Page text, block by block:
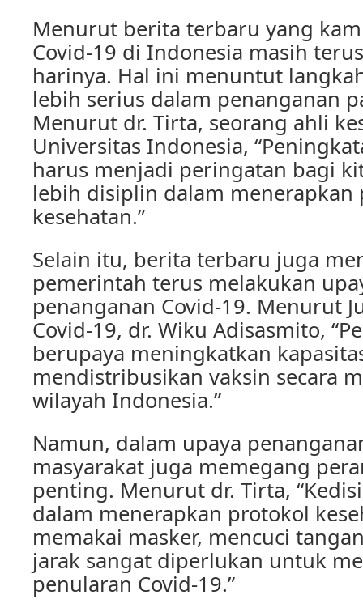
Menurut berita terbaru yang
Covid-19 di Indonesia masih
harinya. Hal ini menuntut
lebih serius dalam penanganan
Menurut dr. Tirta, seorang ahli
Universitas Indonesia,
harus menjadi peringatan bagi
lebih disiplin dalam menerapkan
kesehatan.”
Selain itu, berita terbaru juga
pemerintah terus melakukan
penanganan Covid-19. Menurut
Covid-19, dr. Wiku Adisasmito,
berupaya meningkatkan
mendistribusikan vaksin secara
wilayah Indonesia.”
Namun, dalam upaya
masyarakat juga memegang
penting. Menurut dr. Tirta,
dalam menerapkan protokol
memakai masker, mencuci
jarak sangat diperlukan untuk
penularan Covid-19.”